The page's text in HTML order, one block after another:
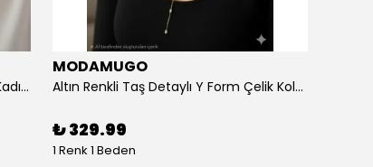
Altın Renk Kuş Figürlü iki Katlıı Zincir Kadın Y Kolye
MODAMUGO
Altın Renkli Taş Detaylı Y Form Çelik Kolye
₺ 329.99
1 Renk 1 Beden